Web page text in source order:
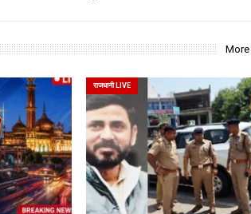
राजधानी LIVE